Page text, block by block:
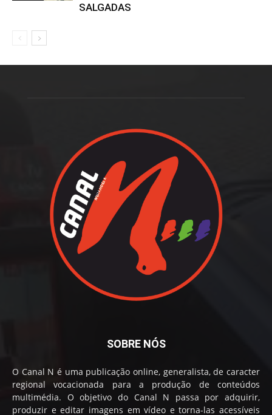
SALGADAS
SOBRE NÓS
O Canal N é uma publicação online, generalista, de caracter
regional vocacionada para a produção de conteúdos
multimédia. O objetivo do Canal N passa por adquirir,
produzir e editar imagens em vídeo e torna-las acessíveis